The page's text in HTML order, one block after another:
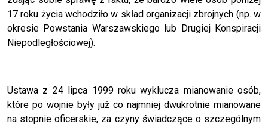
17 roku życia wchodziło w skład organizacji zbrojnych (np. w
okresie Powstania Warszawskiego lub Drugiej Konspiracji
Niepodległościowej).
Ustawa z 24 lipca 1999 roku wyklucza mianowanie osób,
które po wojnie były już co najmniej dwukrotnie mianowane
na stopnie oficerskie, za czyny świadczące o szczególnym